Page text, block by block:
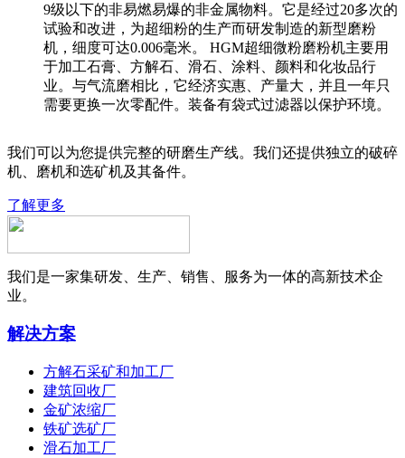
9级以下的非易燃易爆的非金属物料。它是经过20多次的
试验和改进，为超细粉的生产而研发制造的新型磨粉
机，细度可达0.006毫米。 HGM超细微粉磨粉机主要用
于加工石膏、方解石、滑石、涂料、颜料和化妆品行
业。与气流磨相比，它经济实惠、产量大，并且一年只
需要更换一次零配件。装备有袋式过滤器以保护环境。
我们可以为您提供完整的研磨生产线。我们还提供独立的破碎
机、磨机和选矿机及其备件。
了解更多
我们是一家集研发、生产、销售、服务为一体的高新技术企
业。
解决方案
方解石采矿和加工厂
建筑回收厂
金矿浓缩厂
铁矿选矿厂
滑石加工厂